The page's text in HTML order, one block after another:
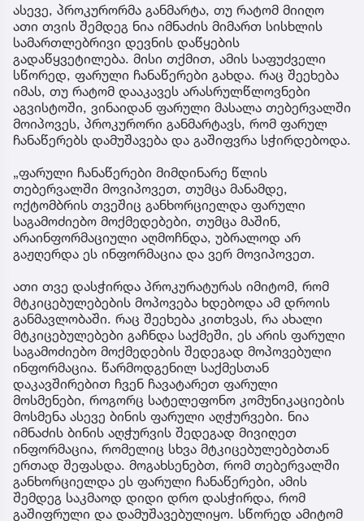
ასევე, პროკურორმა განმარტა, თუ რატომ მიიღო
ათი თვის შემდეგ ნია იმნაძის მიმართ სისხლის
სამართლებრივი დევნის დაწყების
გადაწყვეტილება. მისი თქმით, ამის საფუძველი
სწორედ, ფარული ჩანაწერები გახდა. რაც შეეხება
იმას, თუ რატომ დააკავეს არასრულწლოვნები
აგვისტოში, ვინაიდან ფარული მასალა თებერვალში
მოიპოვეს, პროკურორი განმარტავს, რომ ფარულ
ჩანაწერებს დამუშავება და გაშიფვრა სჭირდებოდა.
„ფარული ჩანაწერები მიმდინარე წლის
თებერვალში მოვიპოვეთ, თუმცა მანამდე,
ოქტომბრის თვეშიც განხორციელდა ფარული
საგამოძიებო მოქმედებები, თუმცა მაშინ,
არაინფორმაციული აღმოჩნდა, უბრალოდ არ
გაჟღერდა ეს ინფორმაცია და ვერ მოვიპოვეთ.
ათი თვე დასჭირდა პროკურატურას იმიტომ, რომ
მტკიცებულებების მოპოვება ხდებოდა ამ დროის
განმავლობაში. რაც შეეხება კითხვას, რა ახალი
მტკიცებულებები გაჩნდა საქმეში, ეს არის ფარული
საგამოძიებო მოქმედების შედეგად მოპოვებული
ინფორმაცია. წარმოდგენილ საქმესთან
დაკავშირებით ჩვენ ჩავატარეთ ფარული
მოსმენები, როგორც სატელეფონო კომუნიკაციების
მოსმენა ასევე ბინის ფარული აღჭურვები. ნია
იმნაძის ბინის აღჭურვის შედეგად მივიღეთ
ინფორმაცია, რომელიც სხვა მტკიცებულებებთან
ერთად შეფასდა. მოგახსენებთ, რომ თებერვალში
განხორციელდა ეს ფარული ჩანაწერები, ამის
შემდეგ საკმაოდ დიდი დრო დასჭირდა, რომ
გაშიფრული და დამუშავებულიყო. სწორედ ამიტომ